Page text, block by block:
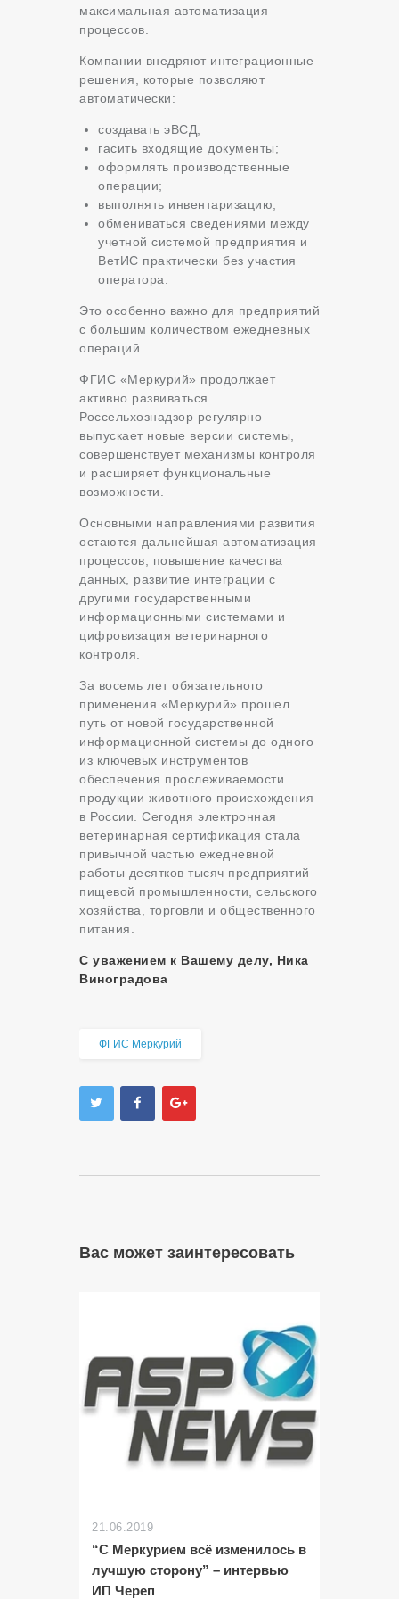
максимальная автоматизация
процессов.
Компании внедряют интеграционные
решения, которые позволяют
автоматически:
создавать эВСД;
гасить входящие документы;
оформлять производственные
операции;
выполнять инвентаризацию;
обмениваться сведениями между
учетной системой предприятия и
ВетИС практически без участия
оператора.
Это особенно важно для предприятий
с большим количеством ежедневных
операций.
ФГИС «Меркурий» продолжает
активно развиваться.
Россельхознадзор регулярно
выпускает новые версии системы,
совершенствует механизмы контроля
и расширяет функциональные
возможности.
Основными направлениями развития
остаются дальнейшая автоматизация
процессов, повышение качества
данных, развитие интеграции с
другими государственными
информационными системами и
цифровизация ветеринарного
контроля.
За восемь лет обязательного
применения «Меркурий» прошел
путь от новой государственной
информационной системы до одного
из ключевых инструментов
обеспечения прослеживаемости
продукции животного происхождения
в России. Сегодня электронная
ветеринарная сертификация стала
привычной частью ежедневной
работы десятков тысяч предприятий
пищевой промышленности, сельского
хозяйства, торговли и общественного
питания.
С уважением к Вашему делу, Ника
Виноградова
ФГИС Меркурий
Вас может заинтересовать
21.06.2019
“С Меркурием всё изменилось в
лучшую сторону” – интервью
ИП Череп